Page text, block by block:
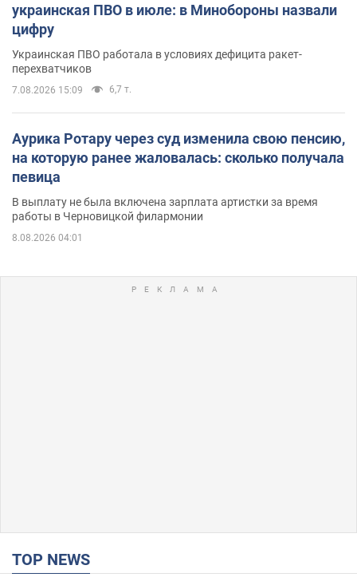
украинская ПВО в июле: в Минобороны назвали
цифру
Украинская ПВО работала в условиях дефицита ракет-
перехватчиков
7.08.2026 15:09 6,7 т.
Аурика Ротару через суд изменила свою пенсию,
на которую ранее жаловалась: сколько получала
певица
В выплату не была включена зарплата артистки за время
работы в Черновицкой филармонии
8.08.2026 04:01
TOP NEWS